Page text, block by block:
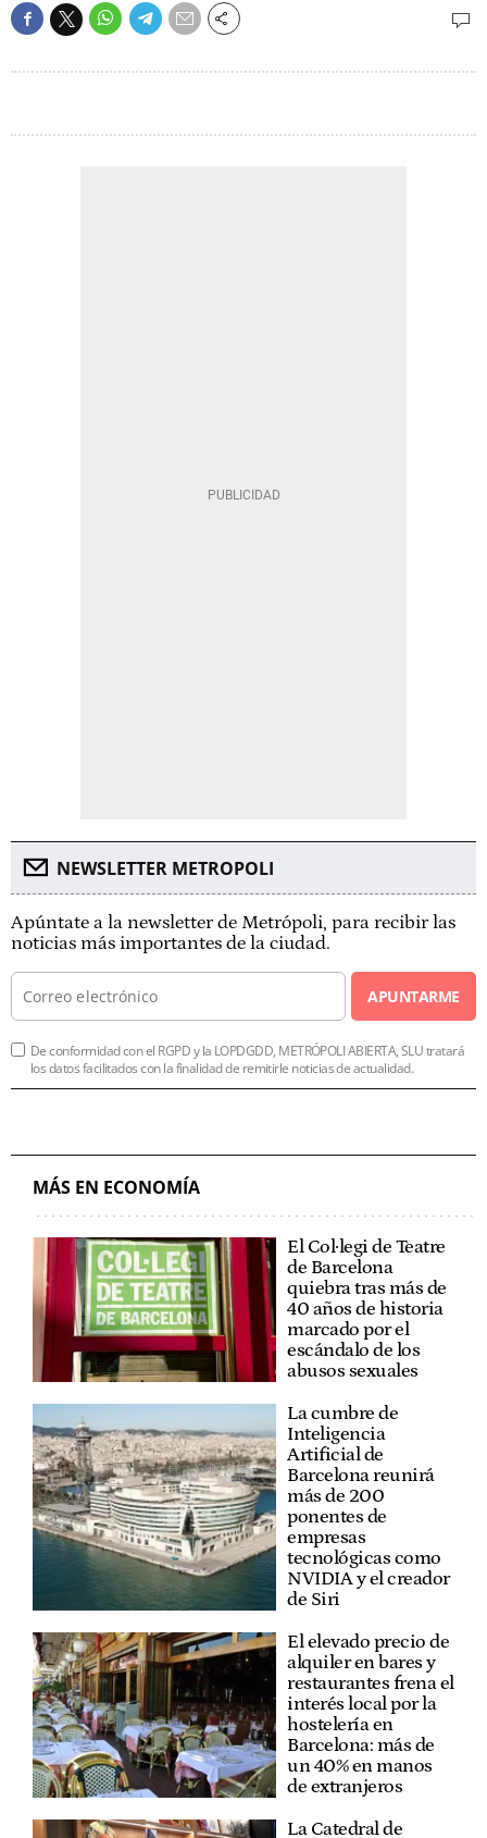
NEWSLETTER METROPOLI
Apúntate a la newsletter de Metrópoli, para recibir las
noticias más importantes de la ciudad.
APUNTARME
De conformidad con el RGPD y la LOPDGDD, METRÓPOLI ABIERTA, SLU tratará
los datos facilitados con la finalidad de remitirle noticias de actualidad.
MÁS EN ECONOMÍA
El Col·legi de Teatre
de Barcelona
quiebra tras más de
40 años de historia
marcado por el
escándalo de los
abusos sexuales
La cumbre de
Inteligencia
Artificial de
Barcelona reunirá
más de 200
ponentes de
empresas
tecnológicas como
NVIDIA y el creador
de Siri
El elevado precio de
alquiler en bares y
restaurantes frena el
interés local por la
hostelería en
Barcelona: más de
un 40% en manos
de extranjeros
La Catedral de